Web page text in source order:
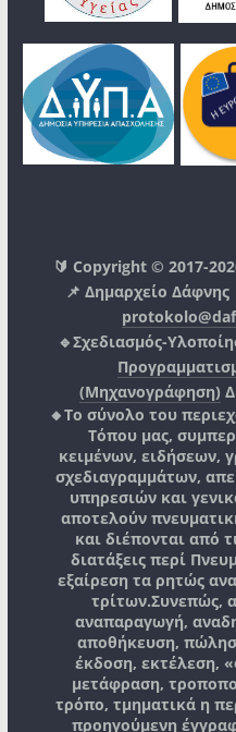
🔰 Copyright © 2017-
📌 Δημαρχείο
🔹Σχεδιασμός-
(Μηχανογράφηση)
🔸Το σύνολο του
Τόπου μας,
κειμένων, ειδήσεων,
σχεδιαγραμμάτων,
υπηρεσιών και
αποτελούν
και διέπονται από
διατάξεις περί
εξαίρεση τα ρητώς
τρίτων.Συνεπώς,
αναπαραγωγή,
αποθήκευση,
έκδοση, εκτέλεση,
μετάφραση,
τρόπο, τμηματικά η
προηγούμενη